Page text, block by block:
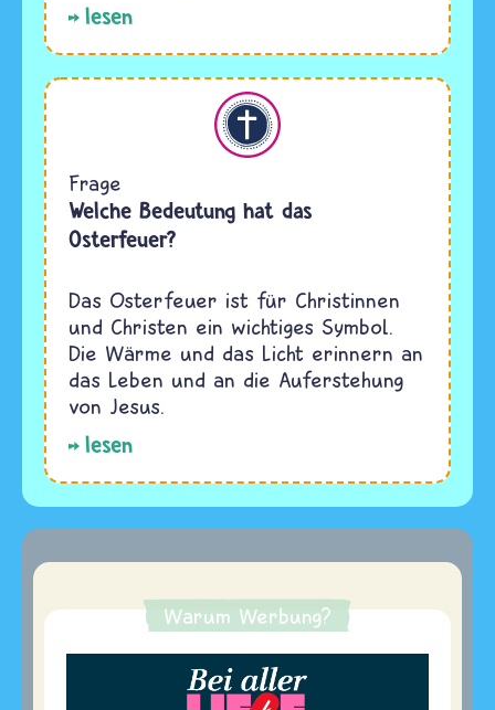
lesen
Christentum
Frage
Welche Bedeutung hat das
Osterfeuer?
Das Osterfeuer ist für Christinnen
und Christen ein wichtiges Symbol.
Die Wärme und das Licht erinnern an
das Leben und an die Auferstehung
von Jesus.
lesen
Warum Werbung?